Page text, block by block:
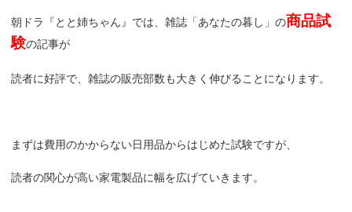
朝ドラ『とと姉ちゃん』では、雑誌「あなたの暮し」の商品試
験の記事が
読者に好評で、雑誌の販売部数も大きく伸びることになります。
まずは費用のかからない日用品からはじめた試験ですが、
読者の関心が高い家電製品に幅を広げていきます。